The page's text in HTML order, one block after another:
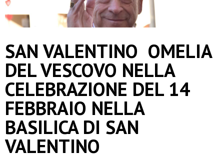
SAN VALENTINO OMELIA
DEL VESCOVO NELLA
CELEBRAZIONE DEL 14
FEBBRAIO NELLA
BASILICA DI SAN
VALENTINO